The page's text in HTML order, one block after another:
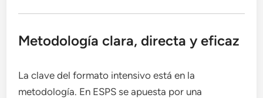
Metodología clara, directa y eficaz
La clave del formato intensivo está en la
metodología. En ESPS se apuesta por una